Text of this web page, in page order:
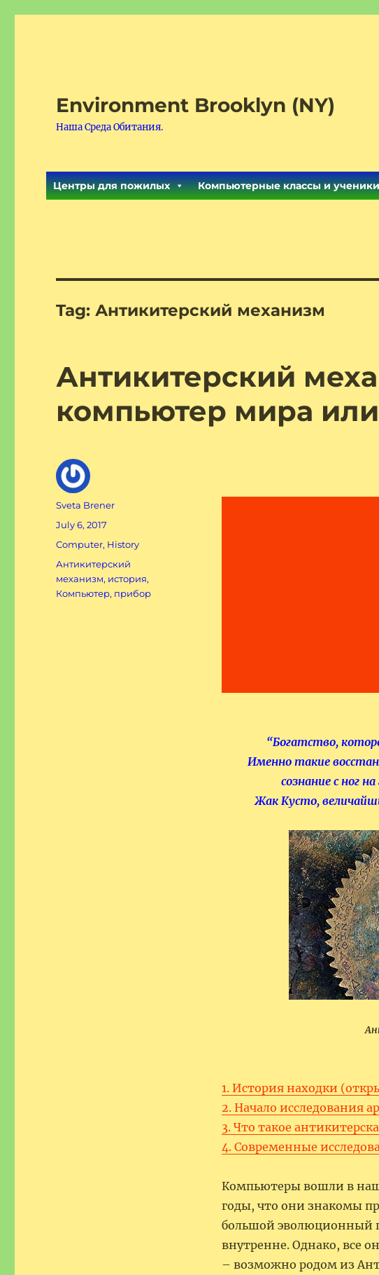
Environment Brooklyn (NY)
Наша Среда Обитания.
Центры для пожилых Компьютерные классы и
Tag:Антикитерский механизм
Антикитерский
компьютер мира или
“Богатство,
Именно такие
сознание с ног
Жак Кусто,
1. История находки
2. Начало исследования
3. Что такое
4. Современные
Компьютеры вошли в
годы, что они знакомы
большой эволюционный
внутренне. Однако, все
– возможно родом из
Author
Sveta Brener
Posted
on
July 6, 2017
Categories
Computer, History
Tags
Антикитерский
механизм, история,
Компьютер, прибор